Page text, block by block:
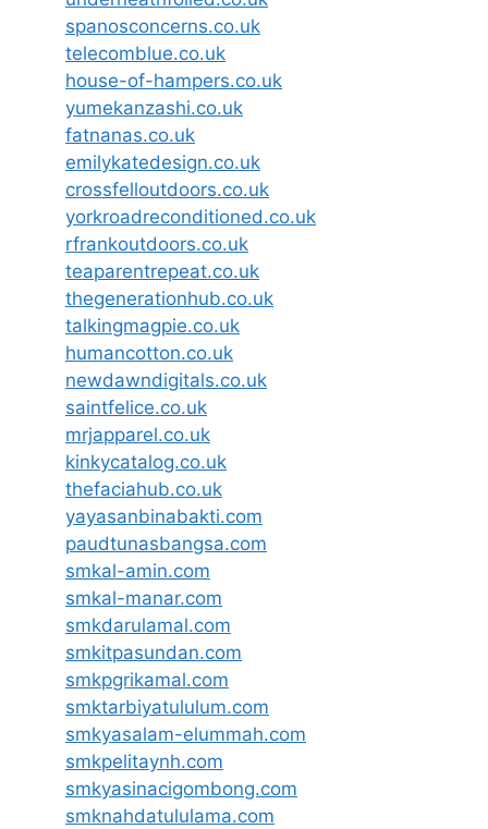
spanosconcerns.co.uk
telecomblue.co.uk
house-of-hampers.co.uk
yumekanzashi.co.uk
fatnanas.co.uk
emilykatedesign.co.uk
crossfelloutdoors.co.uk
yorkroadreconditioned.co.uk
rfrankoutdoors.co.uk
teaparentrepeat.co.uk
thegenerationhub.co.uk
talkingmagpie.co.uk
humancotton.co.uk
newdawndigitals.co.uk
saintfelice.co.uk
mrjapparel.co.uk
kinkycatalog.co.uk
thefaciahub.co.uk
yayasanbinabakti.com
paudtunasbangsa.com
smkal-amin.com
smkal-manar.com
smkdarulamal.com
smkitpasundan.com
smkpgrikamal.com
smktarbiyatululum.com
smkyasalam-elummah.com
smkpelitaynh.com
smkyasinacigombong.com
smknahdatululama.com